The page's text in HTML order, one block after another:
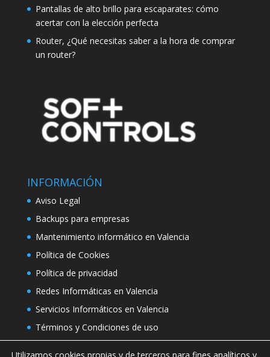
Pantallas de alto brillo para escaparates: cómo
acertar con la elección perfecta
Router, ¿Qué necesitas saber a la hora de comprar
un router?
INFORMACIÓN
Aviso Legal
Backups para empresas
Mantenimiento informático en Valencia
Política de Cookies
Política de privacidad
Redes Informáticas en Valencia
Servicios Informáticos en Valencia
Términos y Condiciones de uso